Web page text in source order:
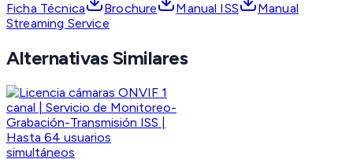
Ficha Técnica Brochure Manual ISS
Manual
Streaming Service
Alternativas Similares